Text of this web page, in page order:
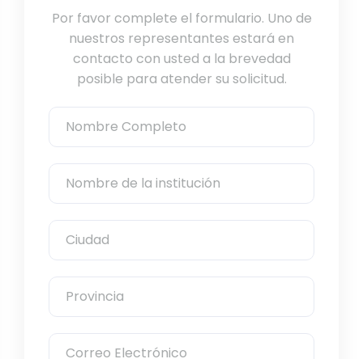
Por favor complete el formulario. Uno de
nuestros representantes estará en
contacto con usted a la brevedad
posible para atender su solicitud.